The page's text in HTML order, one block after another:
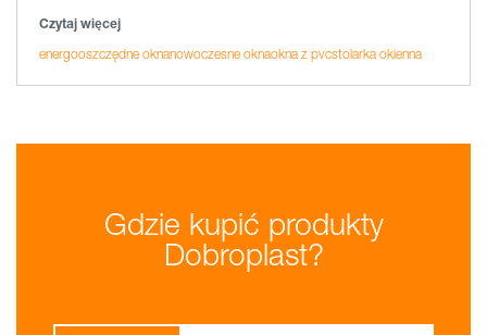
Czytaj więcej
energooszczędne oknanowoczesne oknaokna z pvcstolarka okienna
Gdzie kupić produkty
Dobroplast?